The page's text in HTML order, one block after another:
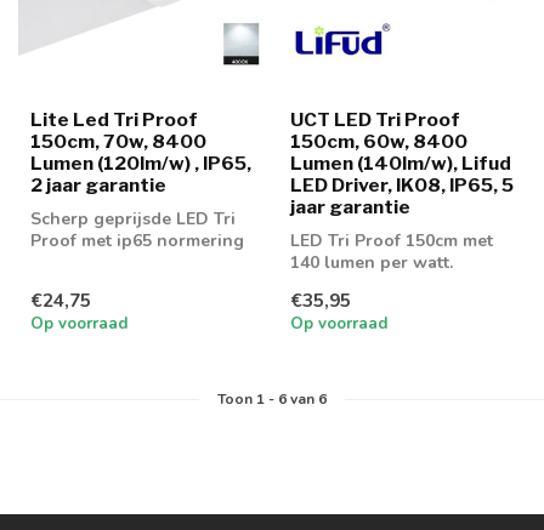
Lite Led Tri Proof
150cm, 70w, 8400
Lumen (120lm/w) , IP65,
2 jaar garantie
Scherp geprijsde LED Tri
Proof met ip65 normering
€24,75
Op voorraad
UCT LED Tri Proof
150cm, 60w, 8400
Lumen (140lm/w), Lifud
LED Driver, IK08, IP65, 5
jaar garantie
LED Tri Proof 150cm met
140 lumen per watt.
€35,95
Op voorraad
Toon 1- 6van 6